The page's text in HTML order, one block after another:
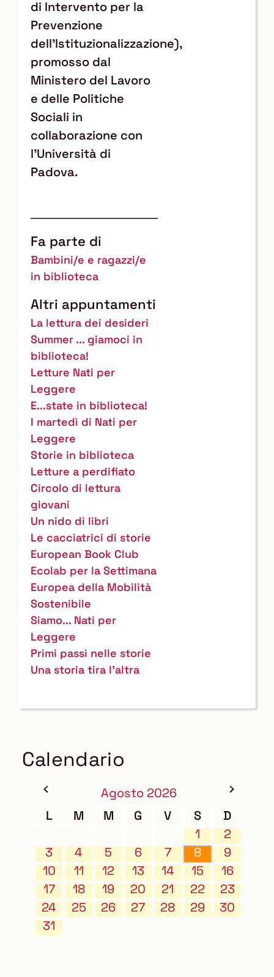
di Intervento per la
Prevenzione
dell'Istituzionalizzazione),
promosso dal
Ministero del Lavoro
e delle Politiche
Sociali in
collaborazione con
l’Università di
Padova.
Fa parte di
Bambini/e e ragazzi/e
in biblioteca
Altri appuntamenti
La lettura dei desideri
Summer ... giamoci in
biblioteca!
Letture Nati per
Leggere
E...state in biblioteca!
I martedì di Nati per
Leggere
Storie in biblioteca
Letture a perdifiato
Circolo di lettura
giovani
Un nido di libri
Le cacciatrici di storie
European Book Club
Ecolab per la Settimana
Europea della Mobilità
Sostenibile
Siamo... Nati per
Leggere
Primi passi nelle storie
Una storia tira l'altra
Calendario
Agosto 2026
L
M M G V S
D
1
2
3
4 5 6 7 8
9
10
11 12 13 14 15
16
17
18 19 20 21 22
23
24
25 26 27 28 29
30
31